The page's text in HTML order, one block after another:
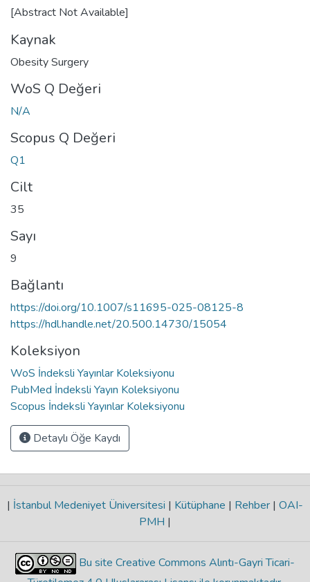
[Abstract Not Available]
Kaynak
Obesity Surgery
WoS Q Değeri
N/A
Scopus Q Değeri
Q1
Cilt
35
Sayı
9
Bağlantı
https://doi.org/10.1007/s11695-025-08125-8
https://hdl.handle.net/20.500.14730/15054
Koleksiyon
WoS İndeksli Yayınlar Koleksiyonu
PubMed İndeksli Yayın Koleksiyonu
Scopus İndeksli Yayınlar Koleksiyonu
Detaylı Öğe Kaydı
| İstanbul Medeniyet Üniversitesi | Kütüphane | Rehber | OAI-
PMH |
Bu site Creative Commons Alıntı-Gayri Ticari-